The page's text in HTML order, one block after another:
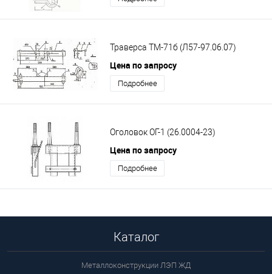
Траверса ТМ-71б (Л57-97.06.07)
Цена по запросу
Подробнее
Оголовок ОГ-1 (26.0004-23)
Цена по запросу
Подробнее
Каталог
Металлоконструкции ЛЭП ЖД